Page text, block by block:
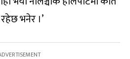
भनेर ।’